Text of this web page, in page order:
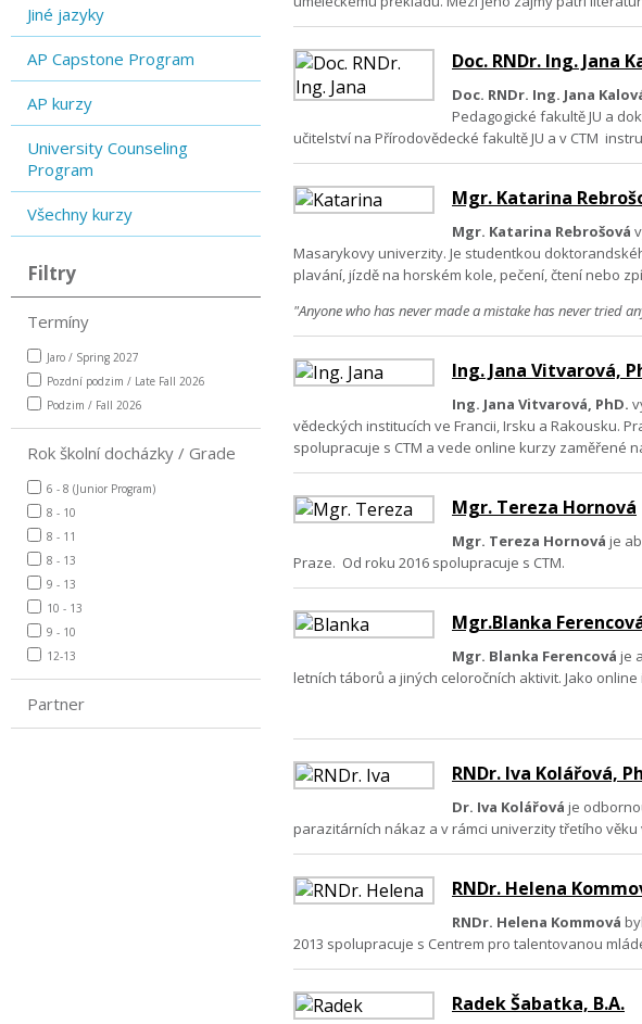
Jiné jazyky
AP Capstone Program
AP kurzy
University Counseling
Program
Všechny kurzy
Filtry
Termíny
Jaro / Spring 2027
Pozdní podzim / Late Fall 2026
Podzim / Fall 2026
Rok školní docházky / Grade
6 - 8 (Junior Program)
8 - 10
8 - 11
8 - 13
9 - 13
10 - 13
9 - 10
12-13
Partner
Doc. RNDr. Ing. Jana
Doc. RNDr. Ing. Jana
Pedagogické fakultě JU a
učitelství na Přírodovědecké fakultě JU a v CTM
Mgr. Katarina
Mgr. Katarina Rebrošová
Masarykovy univerzity. Je studentkou
plavání, jízdě na horském kole, pečení, čtení nebo
"Anyone who has never made a mistake has never tried
Ing. Jana Vitvarová,
Ing. Jana Vitvarová, PhD.
vědeckých institucích ve Francii, Irsku a Rakousku.
spolupracuje s CTM a vede online kurzy zaměřené
Mgr. Tereza Hornová
Mgr. Tereza Hornová je
Praze. Od roku 2016 spolupracuje s CTM.
Mgr.Blanka
Mgr. Blanka Ferencová je
letních táborů a jiných celoročních aktivit. Jako
RNDr. Iva Kolářová,
Dr. Iva Kolářová je
parazitárních nákaz a v rámci univerzity třetího
RNDr. Helena
RNDr. Helena Kommová
2013 spolupracuje s Centrem pro talentovanou
Radek Šabatka, B.A.